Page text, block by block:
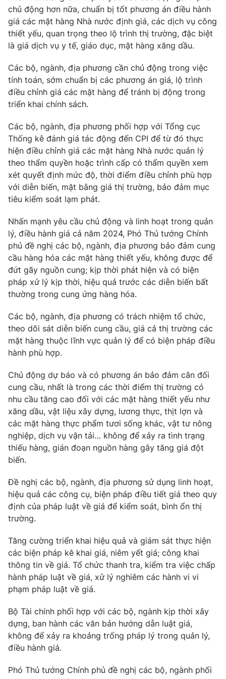
THỜI BÁO VTV
Theo dõi báo trên
Cơ quan chủ quản:Đài Truyền hình Việt Nam
Cơ quan báo chí:
Thời báo VTV
Giấy phép hoạt động báo in và báo điện tử số 483/GP-BTTTT
cấp ngày 29/12/2023
Tổng Biên tập:Vũ Thanh Thủy
Phó Tổng Biên tập:Nguyễn Thị Mỹ Hạnh, Phạm Quốc Thắng,
Nguyễn Trọng Ninh
Tổng đài VTV:024.38 355 931 - 024.38 355 932
Email: toasoan@vtv.vn
Liên hệ quảng cáo: 024-7300.7108
® Cấm sao chép dưới mọi hình thức nếu không có sự chấp
thuận bằng văn bản. Ghi rõ nguồn VTV.vn khi phát hành lại
thông tin từ website này.
chủ động hơn nữa, chuẩn bị tốt phương án điều hành
giá các mặt hàng Nhà nước định giá, các dịch vụ công
thiết yếu, quan trọng theo lộ trình thị trường, đặc biệt
là giá dịch vụ y tế, giáo dục, mặt hàng xăng dầu.
Các bộ, ngành, địa phương cần chủ động trong việc
tính toán, sớm chuẩn bị các phương án giá, lộ trình
điều chỉnh giá các mặt hàng để tránh bị động trong
triển khai chính sách.
Các bộ, ngành, địa phương phối hợp với Tổng cục
Thống kê đánh giá tác động đến CPI để từ đó thực
hiện điều chỉnh giá các mặt hàng Nhà nước quản lý
theo thẩm quyền hoặc trình cấp có thẩm quyền xem
xét quyết định mức độ, thời điểm điều chỉnh phù hợp
với diễn biến, mặt bằng giá thị trường, bảo đảm mục
tiêu kiểm soát lạm phát.
Nhấn mạnh yêu cầu chủ động và linh hoạt trong quản
lý, điều hành giá cả năm 2024, Phó Thủ tướng Chính
phủ đề nghị các bộ, ngành, địa phương bảo đảm cung
cầu hàng hóa các mặt hàng thiết yếu, không được để
đứt gãy nguồn cung; kịp thời phát hiện và có biện
pháp xử lý kịp thời, hiệu quả trước các diễn biến bất
thường trong cung ứng hàng hóa.
Các bộ, ngành, địa phương có trách nhiệm tổ chức,
theo dõi sát diễn biến cung cầu, giá cả thị trường các
mặt hàng thuộc lĩnh vực quản lý để có biện pháp điều
hành phù hợp.
Chủ động dự báo và có phương án bảo đảm cân đối
cung cầu, nhất là trong các thời điểm thị trường có
nhu cầu tăng cao đối với các mặt hàng thiết yếu như
xăng dầu, vật liệu xây dựng, lương thực, thịt lợn và
các mặt hàng thực phẩm tươi sống khác, vật tư nông
nghiệp, dịch vụ vận tải… không để xảy ra tình trạng
thiếu hàng, gián đoạn nguồn hàng gây tăng giá đột
biến.
Đề nghị các bộ, ngành, địa phương sử dụng linh hoạt,
hiệu quả các công cụ, biện pháp điều tiết giá theo quy
định của pháp luật về giá để kiểm soát, bình ổn thị
trường.
Tăng cường triển khai hiệu quả và giám sát thực hiện
các biện pháp kê khai giá, niêm yết giá; công khai
thông tin về giá. Tổ chức thanh tra, kiểm tra việc chấp
hành pháp luật về giá, xử lý nghiêm các hành vi vi
phạm pháp luật về giá.
Bộ Tài chính phối hợp với các bộ, ngành kịp thời xây
dựng, ban hành các văn bản hướng dẫn luật giá,
không để xảy ra khoảng trống pháp lý trong quản lý,
điều hành giá.
Phó Thủ tướng Chính phủ đề nghị các bộ, ngành phối